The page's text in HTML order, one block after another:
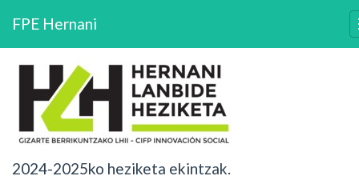
FPE Hernani
2024-2025ko heziketa ekintzak.